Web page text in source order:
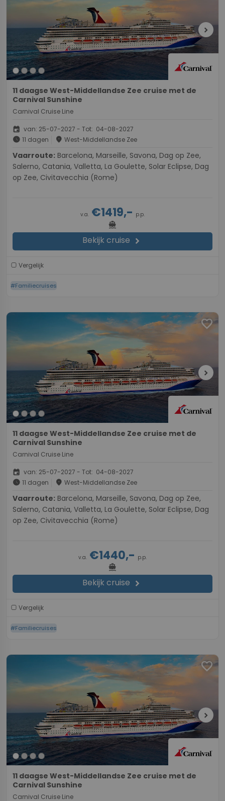
chevron_right
11 daagse West-Middellandse Zee cruise met de
Carnival Sunshine
Carnival Cruise Line
event van: 25-07-2027 - Tot: 04-08-2027
schedule 11 dagen place West-Middellandse Zee
Vaarroute:
Salerno, Catania, Valletta, La Goulette, Solar Eclipse, Dag
op Zee, Civitavecchia (Rome)
v.a. €1419,- p.p.
directions_boat
Bekijk cruise chevron_right
Vergelijk
#Familiecruises
favorite
chevron_right
11 daagse West-Middellandse Zee cruise met de
Carnival Sunshine
Carnival Cruise Line
event van: 25-07-2027 - Tot: 04-08-2027
schedule 11 dagen place West-Middellandse Zee
Vaarroute:
Salerno, Catania, Valletta, La Goulette, Solar Eclipse, Dag
op Zee, Civitavecchia (Rome)
v.a. €1440,- p.p.
directions_boat
Bekijk cruise chevron_right
Vergelijk
#Familiecruises
favorite
chevron_right
11 daagse West-Middellandse Zee cruise met de
Carnival Sunshine
Carnival Cruise Line